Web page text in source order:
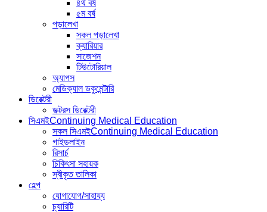
৪র্থ বর্ষ
৫ম বর্ষ
পড়ালেখা
সকল পড়ালেখা
ক্যারিয়ার
সাজেশন
টিউটোরিয়াল
অ্যাপস
মেডিক্যাল ডকুমেন্টারি
ডিরেক্টরী
ডক্টরস ডিরেক্টরী
সিএমইContinuing Medical Education
সকল সিএমইContinuing Medical Education
গাইডলাইন
রিসার্চ
চিকিৎসা সহায়ক
স্বীকৃত তালিকা
হেল্প
যোগাযোগ/সাহায্য
চ্যারিটি